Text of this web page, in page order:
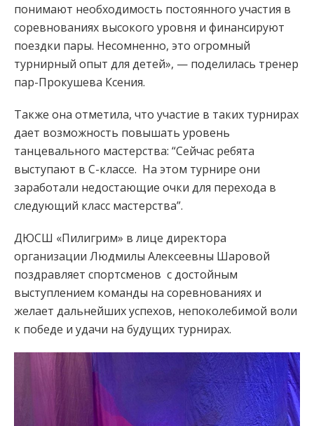
понимают необходимость постоянного участия в
соревнованиях высокого уровня и финансируют
поездки пары. Несомненно, это огромный
турнирный опыт для детей», — поделилась тренер
пар-Прокушева Ксения.
Также она отметила, что участие в таких турнирах
дает возможность повышать уровень
танцевального мастерства: “Сейчас ребята
выступают в С-классе. На этом турнире они
заработали недостающие очки для перехода в
следующий класс мастерства”.
ДЮСШ «Пилигрим» в лице директора
организации Людмилы Алексеевны Шаровой
поздравляет спортсменов с достойным
выступлением команды на соревнованиях и
желает дальнейших успехов, непоколебимой воли
к победе и удачи на будущих турнирах.